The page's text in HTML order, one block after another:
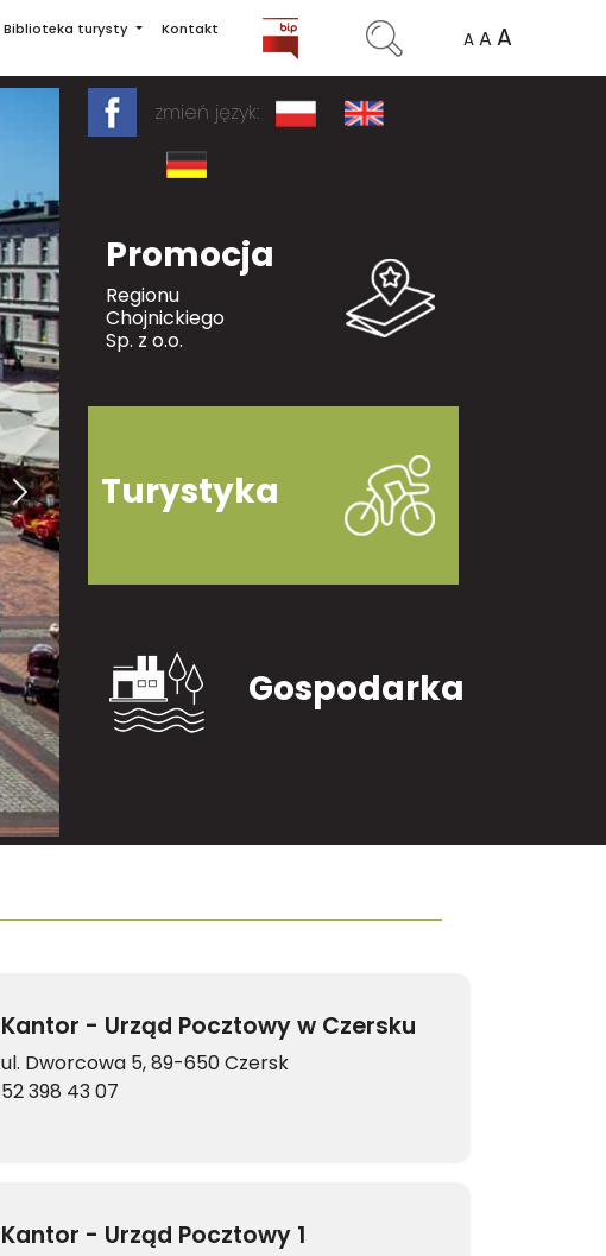
Biblioteka turysty Kontakt A A A
zmień język:
Promocja
Regionu
Chojnickiego
Sp. z o.o.
Turystyka
Gospodarka
Kantor - Urząd Pocztowy w Czersku
ul. Dworcowa 5, 89-650 Czersk
52 398 43 07
Kantor - Urząd Pocztowy 1